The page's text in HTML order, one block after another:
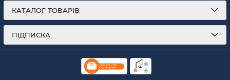
КАТАЛОГ ТОВАРІВ
ПІДПИСКА